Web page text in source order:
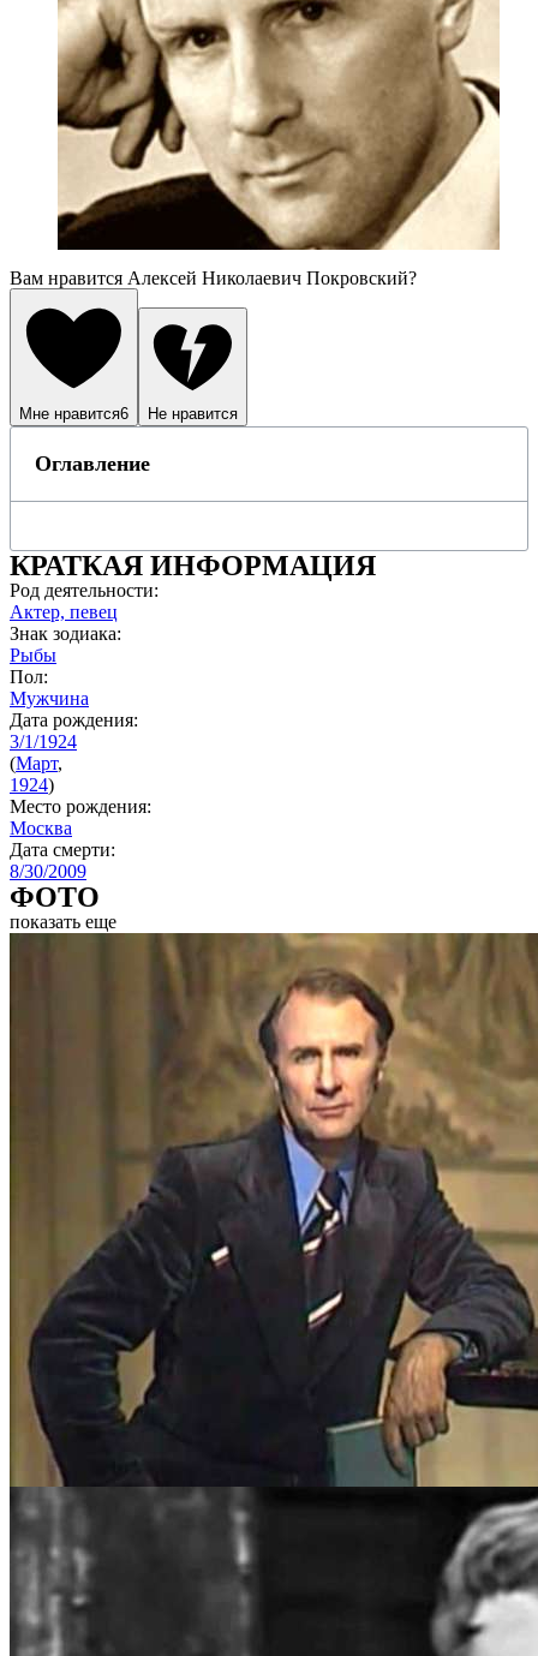
Вам нравится Алексей Николаевич Покровский?
Мне нравится6 Не нравится
Оглавление
КРАТКАЯ ИНФОРМАЦИЯ
Род деятельности:
Актер, певец
Знак зодиака:
Рыбы
Пол:
Мужчина
Дата рождения:
3/1/1924
(Март,
1924)
Место рождения:
Москва
Дата смерти:
8/30/2009
ФОТО
показать еще